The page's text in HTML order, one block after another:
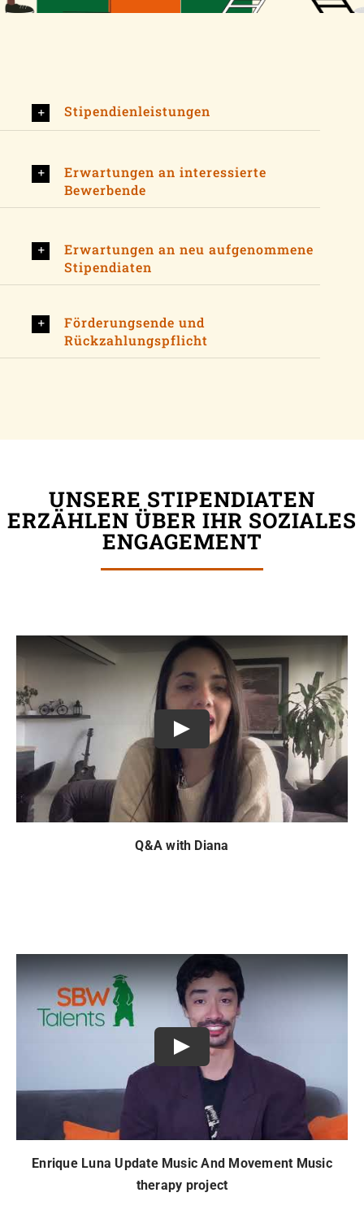
Stipendienleistungen
Erwartungen an interessierte
Bewerbende
Erwartungen an neu aufgenommene
Stipendiaten
Förderungsende und
Rückzahlungspflicht
UNSERE STIPENDIATEN
ERZÄHLEN ÜBER IHR SOZIALES
ENGAGEMENT
Play
Q&A with Diana
Play
Enrique Luna Update Music And Movement Music
therapy project